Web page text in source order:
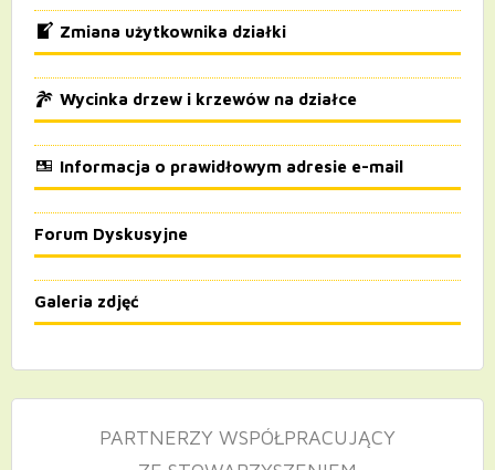
Zmiana użytkownika działki
Wycinka drzew i krzewów na działce
Informacja o prawidłowym adresie e-mail
Forum Dyskusyjne
Galeria zdjęć
PARTNERZY WSPÓŁPRACUJĄCY